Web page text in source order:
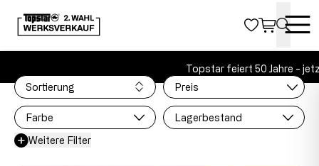
Topstar feiert 50 Jahre - jetzt 20%
MARKEN
Sortierung Preis
Farbe Lagerbestand
Weitere Filter